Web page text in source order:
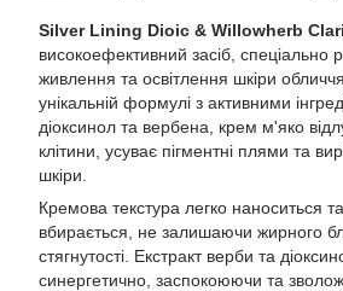
Silver Lining Dioic & Willowherb
високоефективний засіб, спеціально
живлення та освітлення шкіри
унікальній формулі з активними
діоксинол та вербена, крем м'яко
клітини, усуває пігментні плями та
шкіри.
Кремова текстура легко наноситься
вбирається, не залишаючи жирного
стягнутості. Екстракт верби та
синергетично, заспокоюючи та